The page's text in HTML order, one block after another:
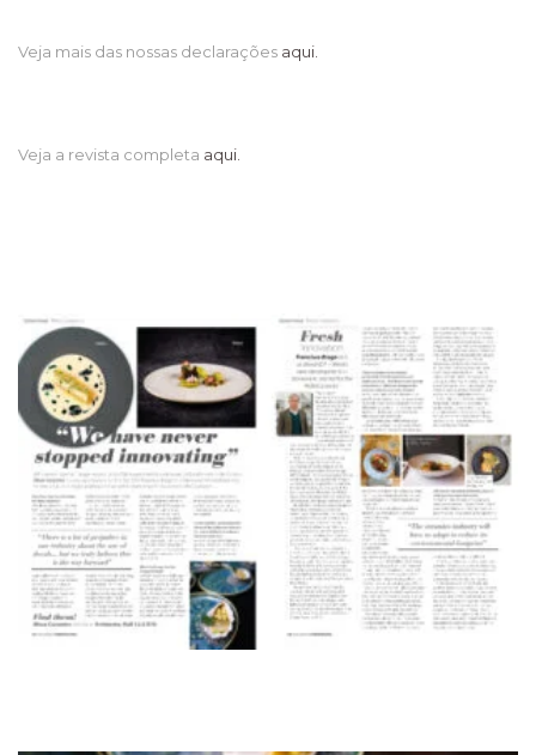
Veja mais das nossas declarações aqui.
Veja a revista completa aqui.